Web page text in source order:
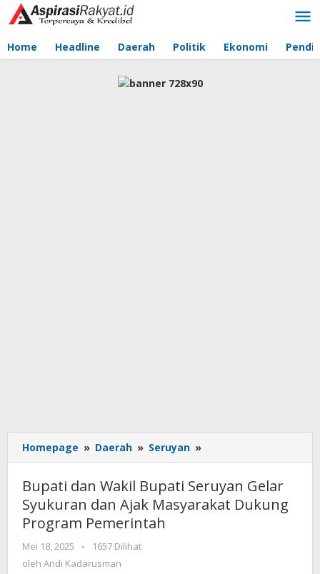
Lewati
ke
Home Headline Daerah Politik Ekonomi
Homepage » Daerah » Seruyan »
dan
Bupati
Seruyan
Bupati dan Wakil Bupati Seruyan Gelar
Syukuran dan Ajak Masyarakat Dukung
Program Pemerintah
Mei 18, 2025
oleh
Andi
-
1657 Dilihat
oleh Andi Kadarusman